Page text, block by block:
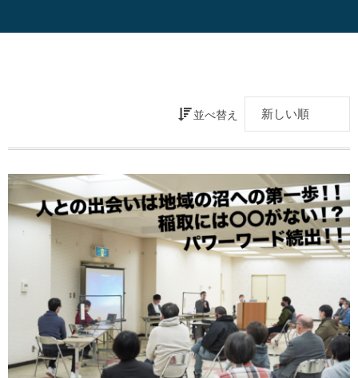
並べ替え